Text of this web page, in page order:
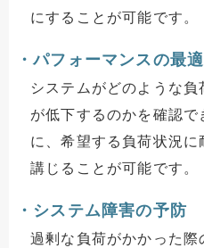
にすることが可能です。
・パフォーマンスの最
システムがどのような
が低下するのかを確認で
に、希望する負荷状況
講じることが可能です。
・システム障害の予防
過剰な負荷がかかった